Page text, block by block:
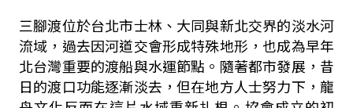
三腳渡位於台北市士林、大同與新北交界的淡水河
流域，過去因河道交會形成特殊地形，也成為早年
北台灣重要的渡船與水運節點。隨著都市發展，昔
日的渡口功能逐漸淡去，但在地方人士努力下，龍